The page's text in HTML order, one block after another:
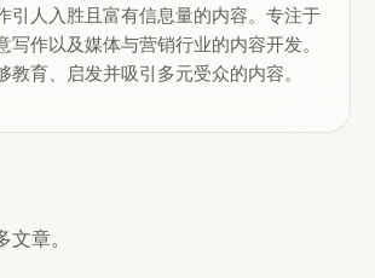
引人入胜且富有信息量的内容。专注于
写作以及媒体与营销行业的内容开发。
教育、启发并吸引多元受众的内容。
章。